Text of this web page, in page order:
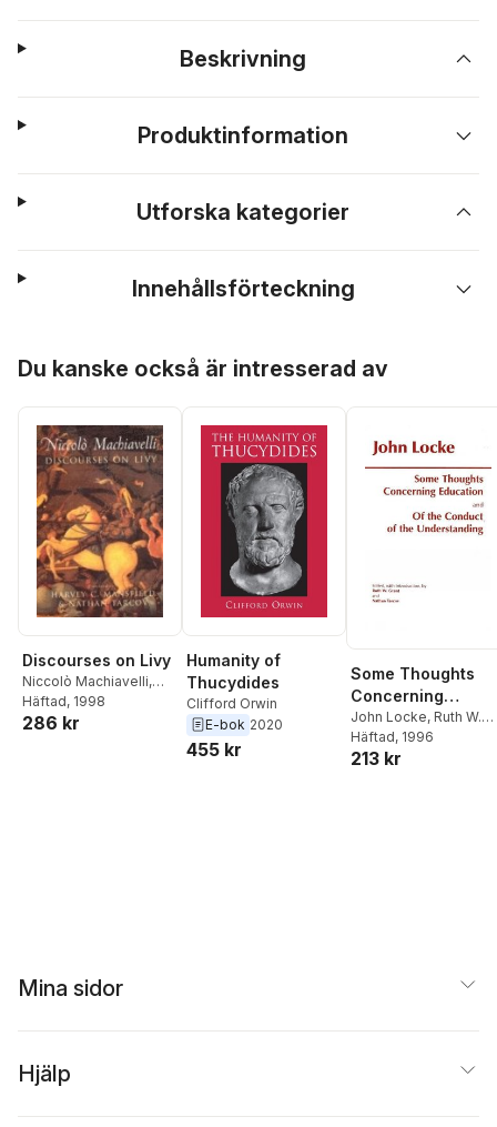
Beskrivning
Produktinformation
Utforska kategorier
Innehållsförteckning
Du kanske också är intresserad av
Discourses on Livy
Niccolò Machiavelli,
Harvey C. Mansfield
Nathan Tarcov
Häftad, 1998
286 kr
Humanity of
Thucydides
Clifford Orwin
E-bok 2020
455 kr
Some Thoughts
Concerning
Education and of
the Conduct of
Understanding
John Locke, Ruth W.
Grant,Nathan Tarcov
Häftad, 1996
213 kr
Mina sidor
Hjälp